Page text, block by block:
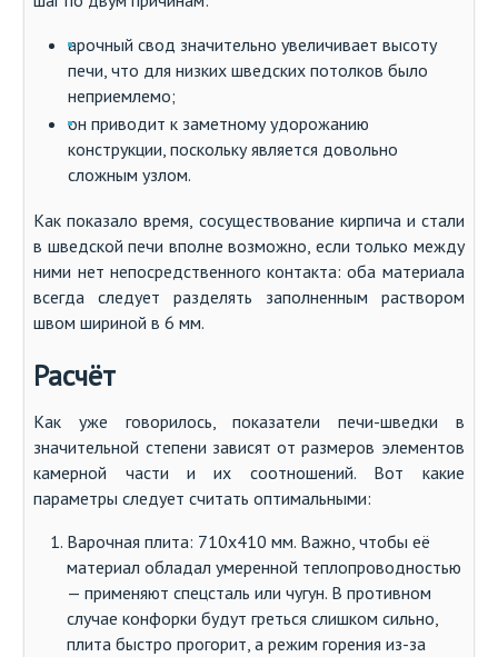
арочный свод значительно увеличивает высоту
печи, что для низких шведских потолков было
неприемлемо;
он приводит к заметному удорожанию
конструкции, поскольку является довольно
сложным узлом.
Как показало время, сосуществование кирпича и стали
в шведской печи вполне возможно, если только между
ними нет непосредственного контакта: оба материала
всегда следует разделять заполненным раствором
швом шириной в 6 мм.
Расчёт
Как уже говорилось, показатели печи-шведки в
значительной степени зависят от размеров элементов
камерной части и их соотношений. Вот какие
параметры следует считать оптимальными:
Варочная плита: 710х410 мм. Важно, чтобы её
материал обладал умеренной теплопроводностью
— применяют спецсталь или чугун. В противном
случае конфорки будут греться слишком сильно,
плита быстро прогорит, а режим горения из-за